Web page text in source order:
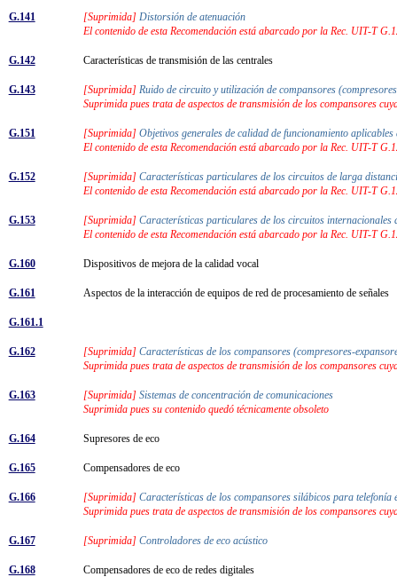
G.141 [Suprimida] Distorsión de atenuación
El contenido de esta Recomendación está abarcado por la Rec. UIT-T
G.142 Características de transmisión de las centrales
G.143 [Suprimida] Ruido de circuito y utilización de compansores
Suprimida pues trata de aspectos de transmisión de los compansores
G.151 [Suprimida] Objetivos generales de calidad de funcionamiento
El contenido de esta Recomendación está abarcado por la Rec. UIT-T
G.152 [Suprimida] Características particulares de los circuitos de larga
El contenido de esta Recomendación está abarcado por la Rec. UIT-T
G.153 [Suprimida] Características particulares de los circuitos
El contenido de esta Recomendación está abarcado por la Rec. UIT-T
G.160 Dispositivos de mejora de la calidad vocal
G.161 Aspectos de la interacción de equipos de red de procesamiento de señales
G.161.1
G.162 [Suprimida] Características de los compansores (compresores-
Suprimida pues trata de aspectos de transmisión de los compansores
G.163 [Suprimida] Sistemas de concentración de comunicaciones
Suprimida pues su contenido quedó técnicamente obsoleto
G.164 Supresores de eco
G.165 Compensadores de eco
G.166 [Suprimida] Características de los compansores silábicos para
Suprimida pues trata de aspectos de transmisión de los compansores
G.167 [Suprimida] Controladores de eco acústico
G.168 Compensadores de eco de redes digitales